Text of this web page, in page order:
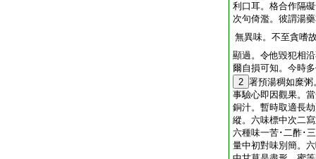
利口耳。格合作隔
次句倚濫。彼謂湯
無異味。不至貪嗜
顯過。令他毀犯相
爾自損可知。今時
2 署預湯稠如糜
事驗心即因觀果。
銅汁。暫時取適長
縱。六味標中次二
六種味一苦･二酢･
量中初對味別簡。